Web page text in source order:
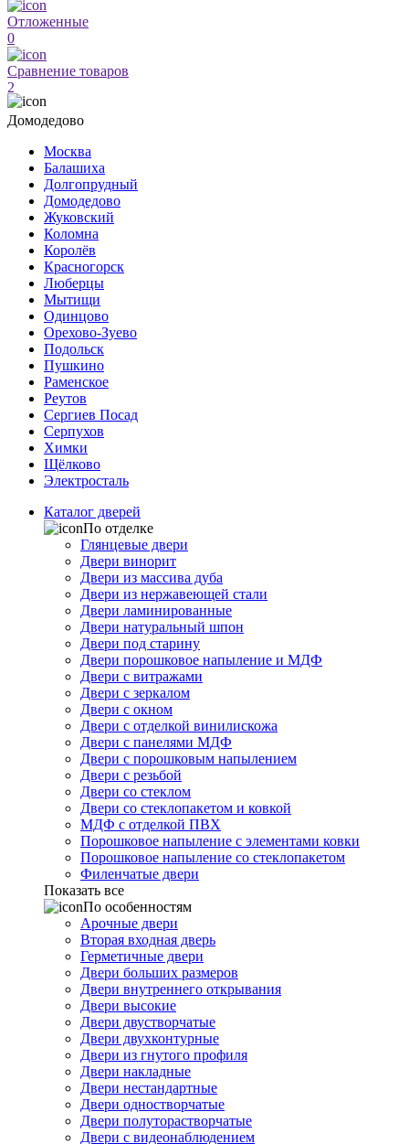
Отложенные
0
Сравнение товаров
2
Домодедово
Москва
Балашиха
Долгопрудный
Домодедово
Жуковский
Коломна
Королёв
Красногорск
Люберцы
Мытищи
Одинцово
Орехово-Зуево
Подольск
Пушкино
Раменское
Реутов
Сергиев Посад
Серпухов
Химки
Щёлково
Электросталь
Каталог дверей
По отделке
Глянцевые двери
Двери винорит
Двери из массива дуба
Двери из нержавеющей стали
Двери ламинированные
Двери натуральный шпон
Двери под старину
Двери порошковое напыление и МДФ
Двери с витражами
Двери с зеркалом
Двери с окном
Двери с отделкой винилискожа
Двери с панелями МДФ
Двери с порошковым напылением
Двери с резьбой
Двери со стеклом
Двери со стеклопакетом и ковкой
МДФ с отделкой ПВХ
Порошковое напыление с элементами ковки
Порошковое напыление со стеклопакетом
Филенчатые двери
Показать все
По особенностям
Арочные двери
Вторая входная дверь
Герметичные двери
Двери больших размеров
Двери внутреннего открывания
Двери высокие
Двери двустворчатые
Двери двухконтурные
Двери из гнутого профиля
Двери накладные
Двери нестандартные
Двери одностворчатые
Двери полуторастворчатые
Двери с видеонаблюдением